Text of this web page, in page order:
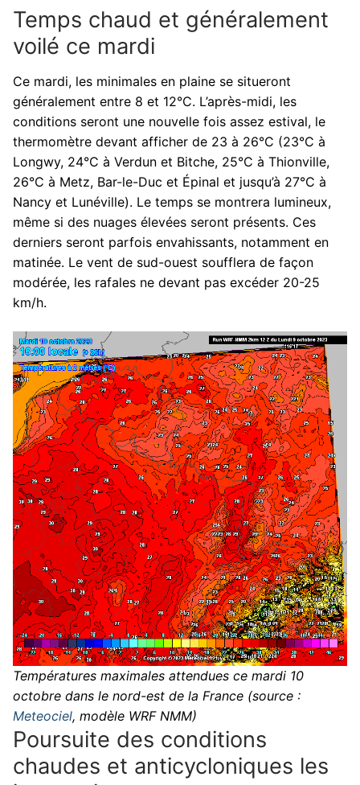
Temps chaud et généralement
voilé ce mardi
Ce mardi, les minimales en plaine se situeront
généralement entre 8 et 12°C. L’après-midi, les
conditions seront une nouvelle fois assez estival, le
thermomètre devant afficher de 23 à 26°C (23°C à
Longwy, 24°C à Verdun et Bitche, 25°C à Thionville,
26°C à Metz, Bar-le-Duc et Épinal et jusqu’à 27°C à
Nancy et Lunéville). Le temps se montrera lumineux,
même si des nuages élevées seront présents. Ces
derniers seront parfois envahissants, notamment en
matinée. Le vent de sud-ouest soufflera de façon
modérée, les rafales ne devant pas excéder 20-25
km/h.
Températures maximales attendues ce mardi 10
octobre dans le nord-est de la France (source :
Meteociel, modèle WRF NMM)
Poursuite des conditions
chaudes et anticycloniques les